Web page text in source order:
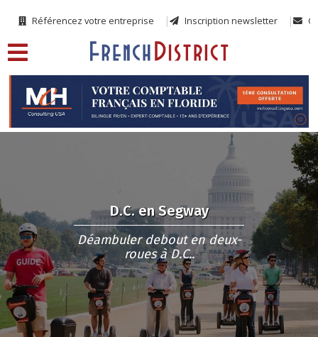
Référencez votre entreprise Inscription newsletter
D.C. en Segway
Déambuler debout en deux-
roues à D.C..